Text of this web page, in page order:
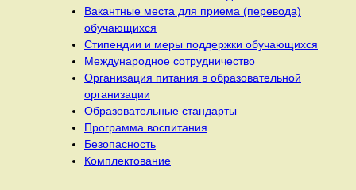
Вакантные места для приема (перевода)
обучающихся
Стипендии и меры поддержки обучающихся
Международное сотрудничество
Организация питания в образовательной
организации
Образовательные стандарты
Программа воспитания
Безопасность
Комплектование